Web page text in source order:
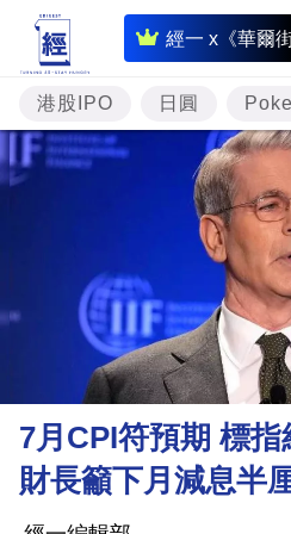
經一 x《華爾
即
時
財
經
資
樓
市
理
財
商
港股IPO 日圓
7月CPI符預期 標
財長籲下月減息半